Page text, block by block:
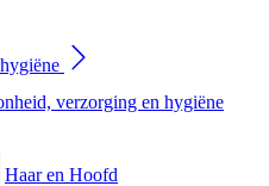
verzorging en hygiëne
Haar en Hoofd